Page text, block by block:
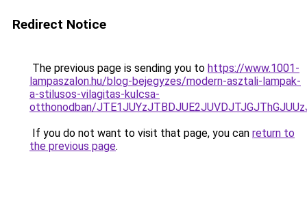
Redirect Notice
The previous page is sending you to https://www.1001-
lampaszalon.hu/blog-bejegyzes/modern-asztali-lampak-
a-stilusos-vilagitas-kulcsa-
otthonodban/
If you do not want to visit that page, you can return to
the previous page.